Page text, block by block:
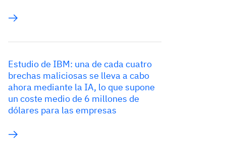
Estudio de IBM: una de cada cuatro
brechas maliciosas se lleva a cabo
ahora mediante la IA, lo que supone
un coste medio de 6 millones de
dólares para las empresas